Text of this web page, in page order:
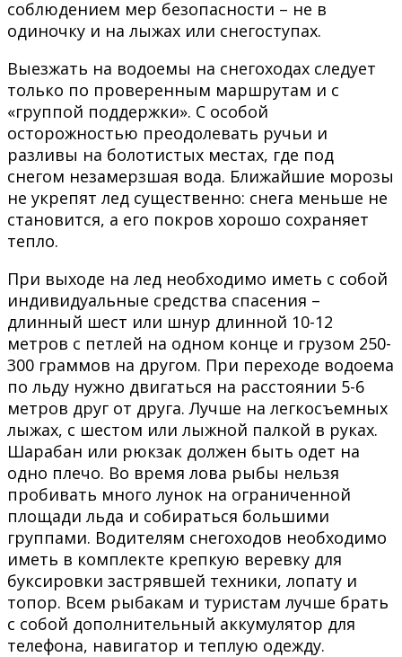
соблюдением мер безопасности – не в
одиночку и на лыжах или снегоступах.
Выезжать на водоемы на снегоходах следует
только по проверенным маршрутам и с
«группой поддержки». С особой
осторожностью преодолевать ручьи и
разливы на болотистых местах, где под
снегом незамерзшая вода. Ближайшие морозы
не укрепят лед существенно: снега меньше не
становится, а его покров хорошо сохраняет
тепло.
При выходе на лед необходимо иметь с собой
индивидуальные средства спасения –
длинный шест или шнур длинной 10-12
метров с петлей на одном конце и грузом 250-
300 граммов на другом. При переходе водоема
по льду нужно двигаться на расстоянии 5-6
метров друг от друга. Лучше на легкосъемных
лыжах, с шестом или лыжной палкой в руках.
Шарабан или рюкзак должен быть одет на
одно плечо. Во время лова рыбы нельзя
пробивать много лунок на ограниченной
площади льда и собираться большими
группами. Водителям снегоходов необходимо
иметь в комплекте крепкую веревку для
буксировки застрявшей техники, лопату и
топор. Всем рыбакам и туристам лучше брать
с собой дополнительный аккумулятор для
телефона, навигатор и теплую одежду.